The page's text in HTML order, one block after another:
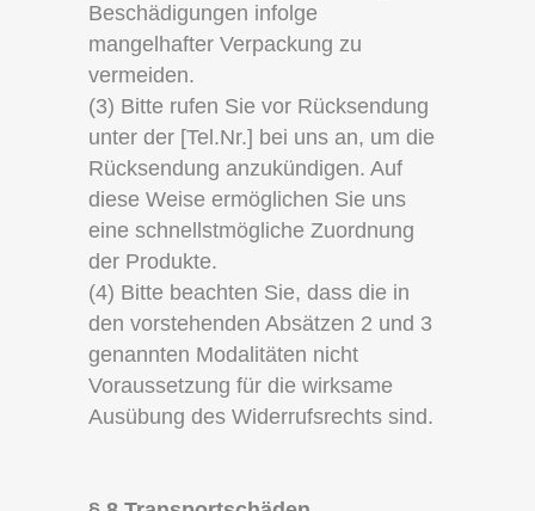
Beschädigungen infolge
mangelhafter Verpackung zu
vermeiden.
(3) Bitte rufen Sie vor Rücksendung
unter der [Tel.Nr.] bei uns an, um die
Rücksendung anzukündigen. Auf
diese Weise ermöglichen Sie uns
eine schnellstmögliche Zuordnung
der Produkte.
(4) Bitte beachten Sie, dass die in
den vorstehenden Absätzen 2 und 3
genannten Modalitäten nicht
Voraussetzung für die wirksame
Ausübung des Widerrufsrechts sind.